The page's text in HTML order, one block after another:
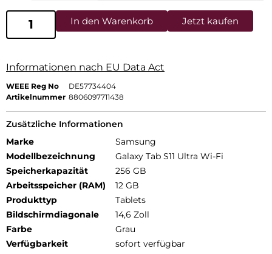
In den Warenkorb Jetzt kaufen
Informationen nach EU Data Act
WEEE Reg No
DE57734404
Artikelnummer 8806097711438
Zusätzliche Informationen
Marke
Samsung
Modellbezeichnung
Galaxy Tab S11 Ultra Wi-Fi
Speicherkapazität
256 GB
Arbeitsspeicher (RAM)
12 GB
Produkttyp
Tablets
Bildschirmdiagonale
14,6 Zoll
Farbe
Grau
Verfügbarkeit
sofort verfügbar